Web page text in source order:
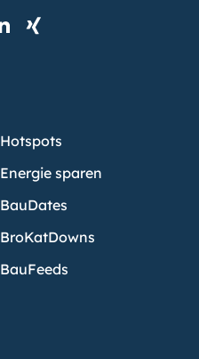
Hotspots
Energie sparen
BauDates
BroKatDowns
BauFeeds